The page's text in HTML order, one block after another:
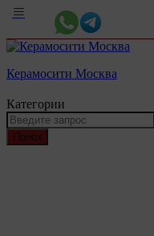
Керамосити Москва
Категории
Поиск